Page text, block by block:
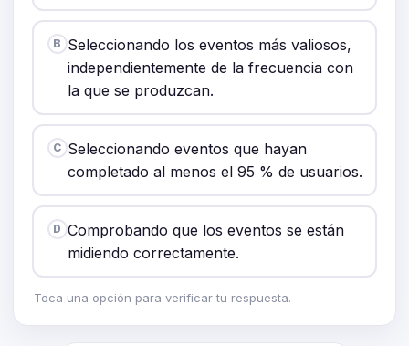
B Seleccionando los eventos más valiosos,
independientemente de la frecuencia con
la que se produzcan.
C Seleccionando eventos que hayan
completado al menos el 95 % de usuarios.
D Comprobando que los eventos se están
midiendo correctamente.
Toca una opción para verificar tu respuesta.